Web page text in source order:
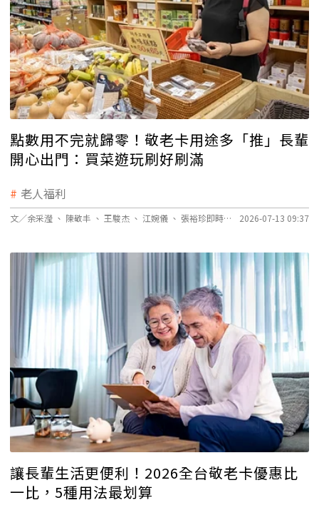
點數用不完就歸零！敬老卡用途多「推」長輩
開心出門：買菜遊玩刷好刷滿
老人福利
文／余采瀅 、 陳敬丰 、 王駿杰 、 江婉儀 、 張裕珍即時報導 2026-07-13 09:37
讓長輩生活更便利！2026全台敬老卡優惠比
一比，5種用法最划算